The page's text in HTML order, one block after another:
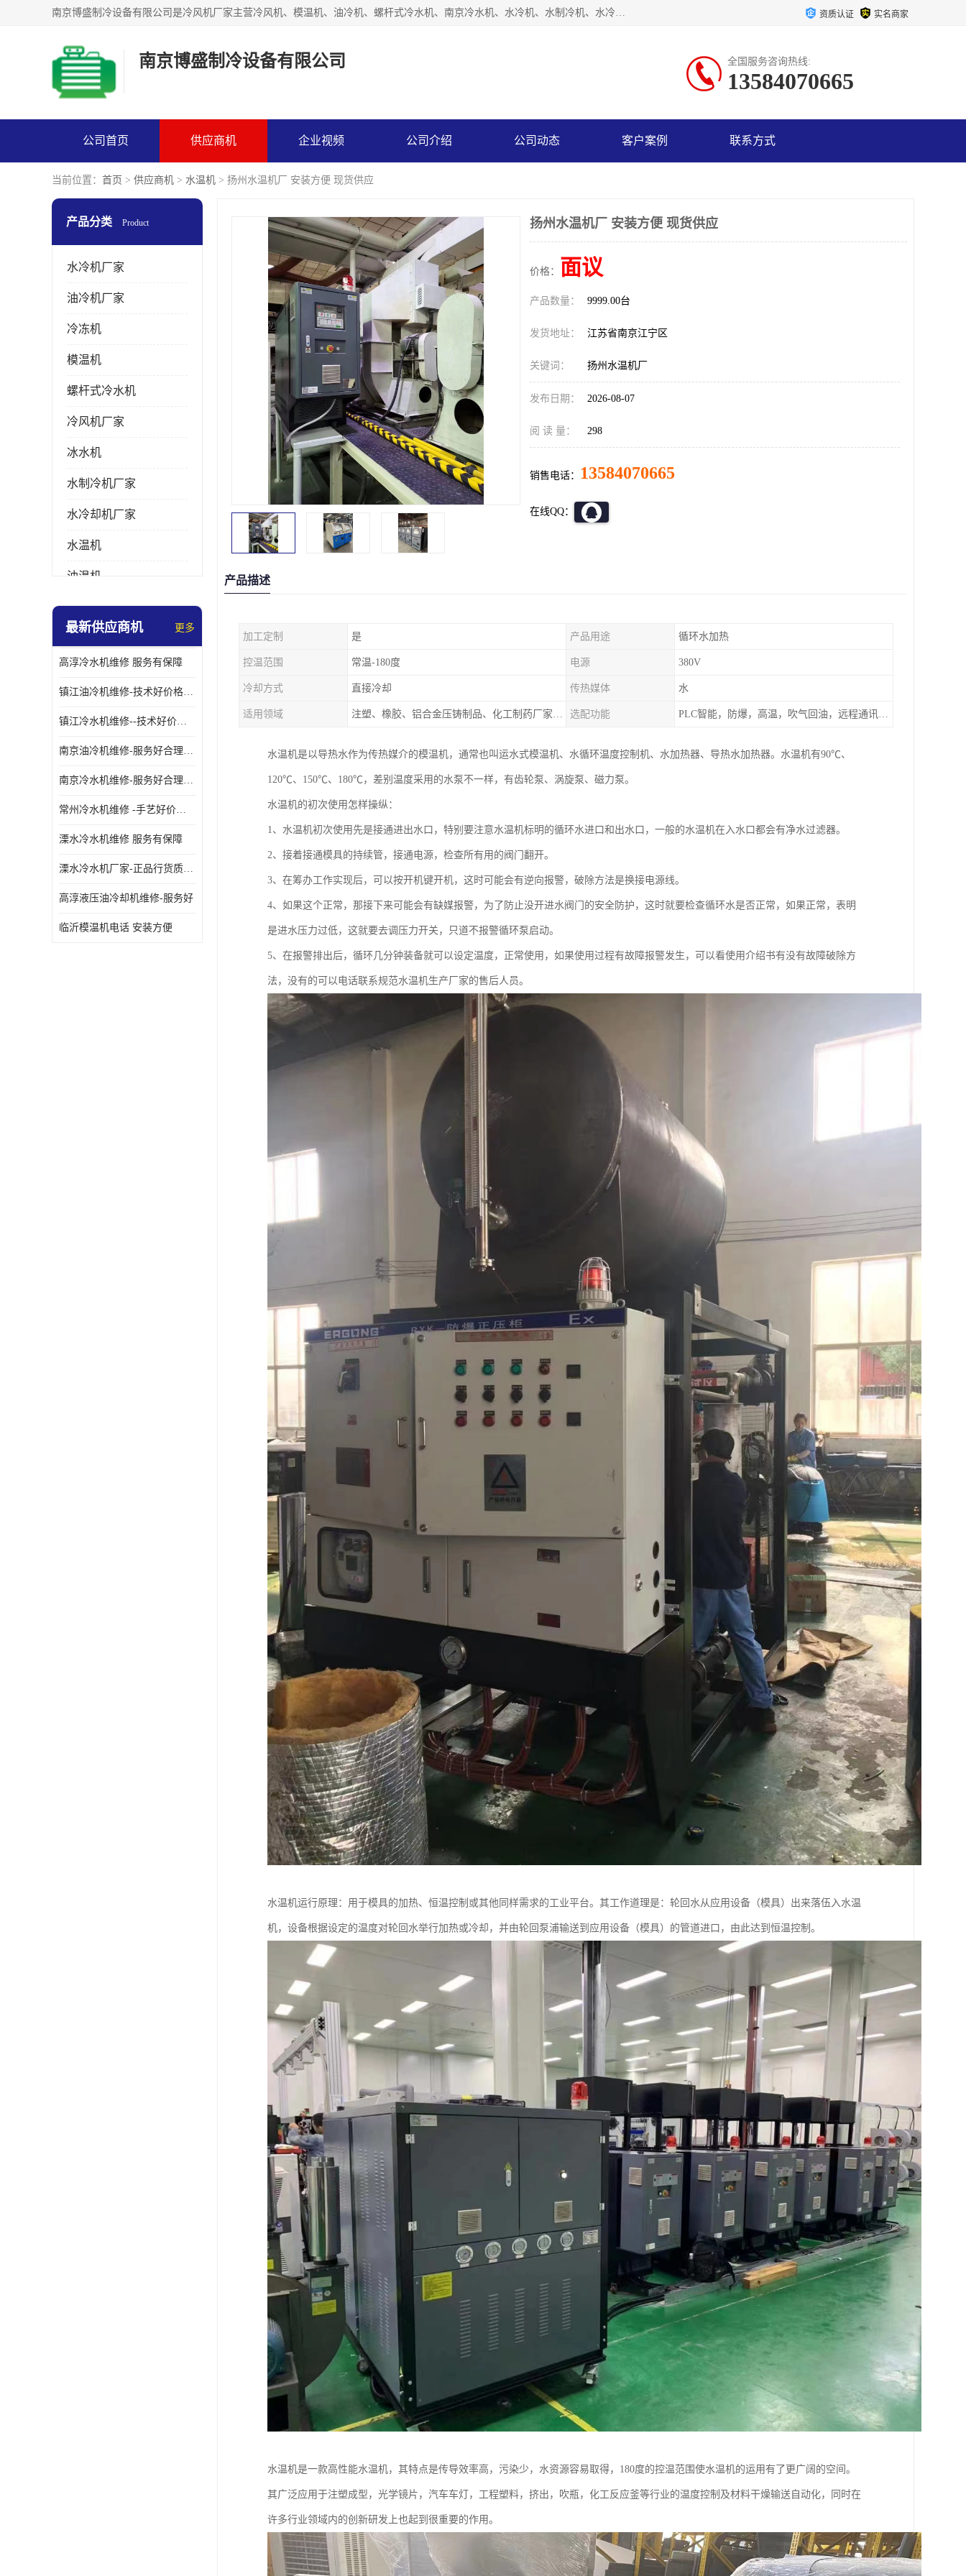
南京博盛制冷设备有限公司是冷风机厂家主营冷风机、模温机、油冷机、螺杆式冷水机、南京冷水机、水冷机、水制冷机、水冷却机、油冷却机等；凭借多年的制作经验、优秀的技术、优秀的产品质量诚信的经营理念，以一流的品质，实在的价格，在行业内享有较高的声誉。 资质认证 实名商家
南京博盛制冷设备有限公司 全国服务咨询热线:
13584070665
公司首页 供应商机 企业视频 公司介绍 公司动态 客户案例 联系方式
当前位置： 首页 > 供应商机 > 水温机 > 扬州水温机厂 安装方便 现货供应
产品分类 Product
水冷机厂家
油冷机厂家
冷冻机
模温机
螺杆式冷水机
冷风机厂家
冰水机
水制冷机厂家
水冷却机厂家
水温机
油温机
冰热一体机
油冷却机厂家
最新供应商机 更多
高淳冷水机维修 服务有保障
镇江油冷机维修-技术好价格便宜
镇江冷水机维修--技术好价格便宜
南京油冷机维修-服务好合理收费
南京冷水机维修-服务好合理收费
常州冷水机维修 -手艺好价格便宜
溧水冷水机维修 服务有保障
溧水冷水机厂家-正品行货质量有保障
高淳液压油冷却机维修-服务好
临沂模温机电话 安装方便
扬州水温机厂 安装方便 现货供应
价格： 面议
产品数量： 9999.00台
发货地址： 江苏省南京江宁区
关键词： 扬州水温机厂
发布日期： 2026-08-07
阅 读 量： 298
销售电话： 13584070665
在线QQ：
产品描述
加工定制 是 产品用途 循环水加热
控温范围 常温-180度 电源 380V
冷却方式 直接冷却 传热媒体 水
适用领域 注塑、橡胶、铝合金压铸制品、化工制药厂家、注塑机、压铸机、反应釜、热压机配套 选配功能 PLC智能，防爆，高温，吹气回油，远程通讯，云端数据存储，多点温控等等
水温机是以导热水作为传热媒介的模温机，通常也叫运水式模温机、水循环温度控制机、水加热器、导热水加热器。水温机有90℃、
120℃、150℃、180℃，差别温度采用的水泵不一样，有齿轮泵、涡旋泵、磁力泵。
水温机的初次使用怎样操纵：
1、水温机初次使用先是接通进出水口，特别要注意水温机标明的循环水进口和出水口，一般的水温机在入水口都会有净水过滤器。
2、接着接通模具的持续管，接通电源，检查所有用的阀门翻开。
3、在筹办工作实现后，可以按开机键开机，这时可能会有逆向报警，破除方法是换接电源线。
4、如果这个正常，那接下来可能会有缺媒报警，为了防止没开进水阀门的安全防护，这时就要检查循环水是否正常，如果正常，表明
是进水压力过低，这就要去调压力开关，只道不报警循环泵启动。
5、在报警排出后，循环几分钟装备就可以设定温度，正常使用，如果使用过程有故障报警发生，可以看使用介绍书有没有故障破除方
法，没有的可以电话联系规范水温机生产厂家的售后人员。
水温机运行原理：用于模具的加热、恒温控制或其他同样需求的工业平台。其工作道理是：轮回水从应用设备（模具）出来落伍入水温
机，设备根据设定的温度对轮回水举行加热或冷却，并由轮回泵浦输送到应用设备（模具）的管道进口，由此达到恒温控制。
水温机是一款高性能水温机，其特点是传导效率高，污染少，水资源容易取得，180度的控温范围使水温机的运用有了更广阔的空间。
其广泛应用于注塑成型，光学镜片，汽车车灯，工程塑料，挤出，吹瓶，化工反应釜等行业的温度控制及材料干燥输送自动化，同时在
许多行业领域内的创新研发上也起到很重要的作用。